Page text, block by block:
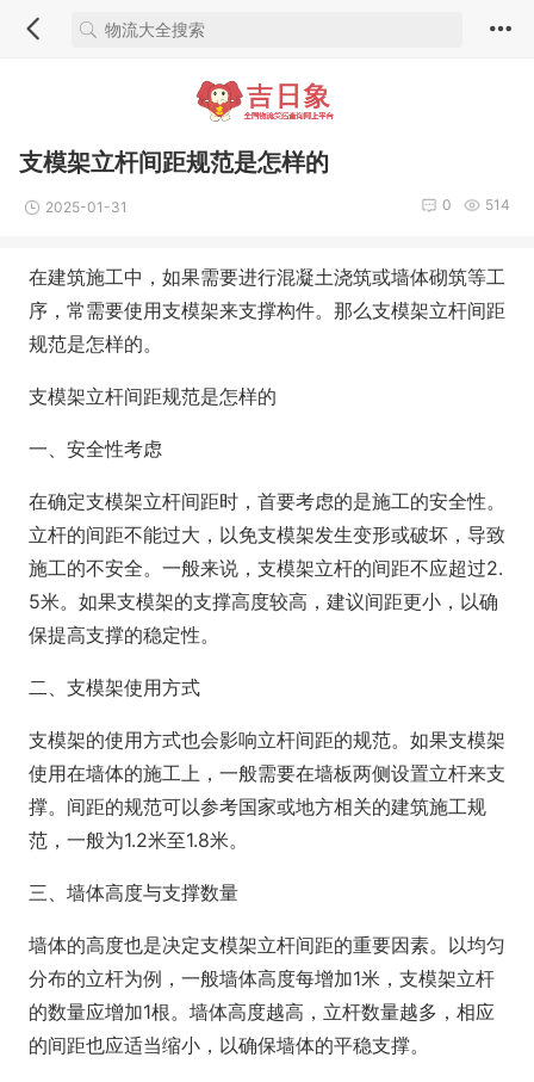
支模架立杆间距规范是怎样的
2025-01-31 514
0
在建筑施工中，如果需要进行混凝土浇筑或墙体砌筑等工
序，常需要使用支模架来支撑构件。那么支模架立杆间距
规范是怎样的。
支模架立杆间距规范是怎样的
一、安全性考虑
在确定支模架立杆间距时，首要考虑的是施工的安全性。
立杆的间距不能过大，以免支模架发生变形或破坏，导致
施工的不安全。一般来说，支模架立杆的间距不应超过2.
5米。如果支模架的支撑高度较高，建议间距更小，以确
保提高支撑的稳定性。
二、支模架使用方式
支模架的使用方式也会影响立杆间距的规范。如果支模架
使用在墙体的施工上，一般需要在墙板两侧设置立杆来支
撑。间距的规范可以参考国家或地方相关的建筑施工规
范，一般为1.2米至1.8米。
三、墙体高度与支撑数量
墙体的高度也是决定支模架立杆间距的重要因素。以均匀
分布的立杆为例，一般墙体高度每增加1米，支模架立杆
的数量应增加1根。墙体高度越高，立杆数量越多，相应
的间距也应适当缩小，以确保墙体的平稳支撑。